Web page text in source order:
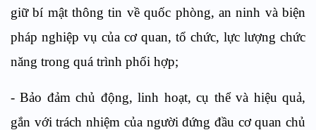
giữ bí mật thông tin về quốc phòng, an ninh và biện
pháp nghiệp vụ của cơ quan, tổ chức, lực lượng chức
năng trong quá trình phối hợp;
-Bảo đảm chủ động, linh hoạt, cụ thể và hiệu quả,
gắn với trách nhiệm của người đứng đầu cơ quan chủ